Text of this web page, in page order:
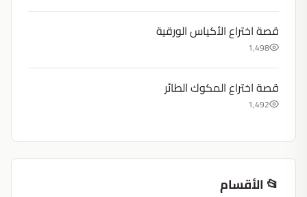
قصة اختراع الأكياس الورقية
1,498
قصة اختراع المكوك الطائر
1,492
📂 الأقسام